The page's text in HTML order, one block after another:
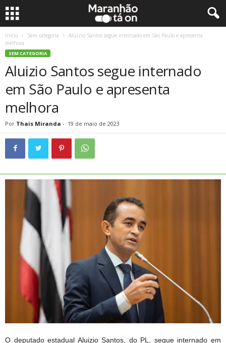
Início Sem categoria
Aluizio Santos segue internado em São Paulo e apresenta
melhora
SEM CATEGORIA
Aluizio Santos segue internado
em São Paulo e apresenta
melhora
Por Thais Miranda - 19 de maio de 2023
O deputado estadual Aluizio Santos, do PL, segue internado em